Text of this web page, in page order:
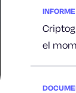
el